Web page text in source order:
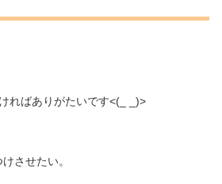
ればありがたいです<(_ _)>
させたい。